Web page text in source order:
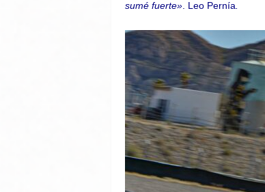
sumé fuerte». Leo Pernía